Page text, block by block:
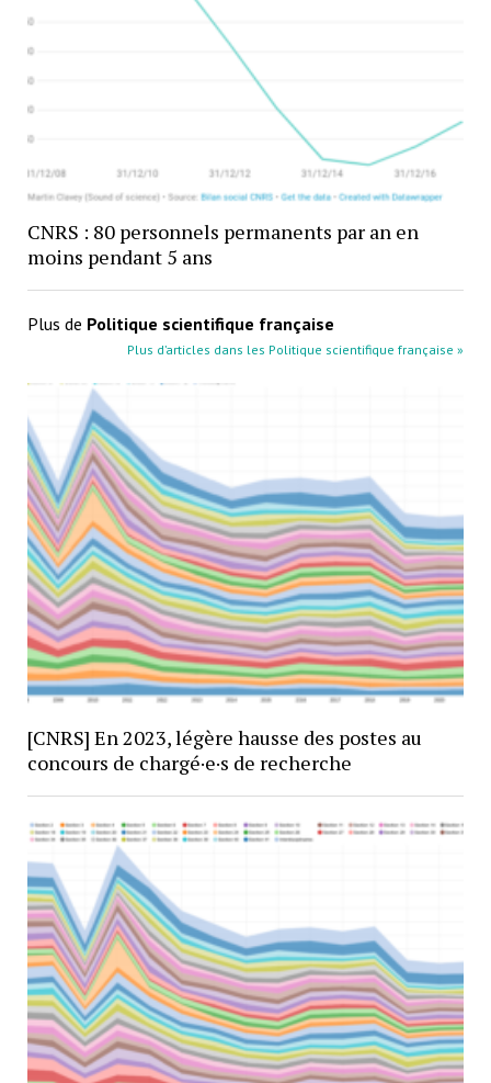
CNRS : 80 personnels permanents par an en
moins pendant 5 ans
Plus de Politique scientifique française
Plus d’articles dans les Politique scientifique française »
[CNRS] En 2023, légère hausse des postes au
concours de chargé·e·s de recherche